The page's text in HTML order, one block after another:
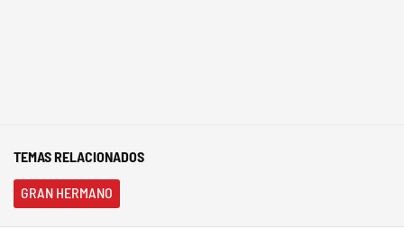
TEMAS RELACIONADOS
GRAN HERMANO